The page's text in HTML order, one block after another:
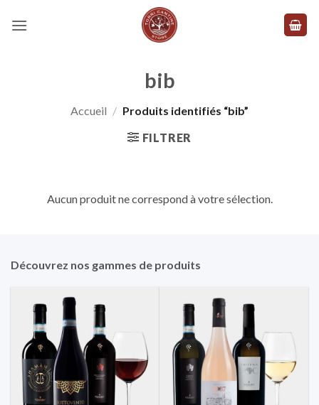
bib
Accueil / Produits identifiés “bib”
FILTRER
Aucun produit ne correspond à votre sélection.
Découvrez nos gammes de produits